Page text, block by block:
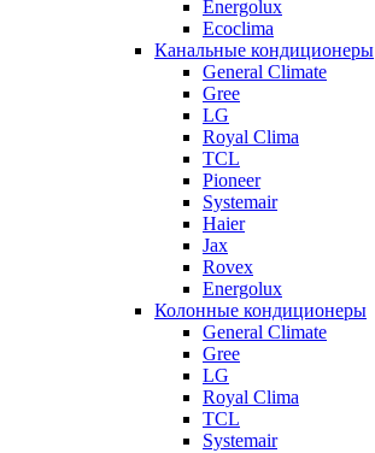
Energolux
Ecoclima
Канальные кондиционеры
General Climate
Gree
LG
Royal Clima
TCL
Pioneer
Systemair
Haier
Jax
Rovex
Energolux
Колонные кондиционеры
General Climate
Gree
LG
Royal Clima
TCL
Systemair